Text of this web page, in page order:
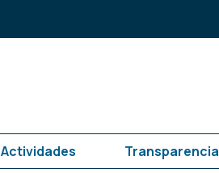
Actividades Transparencia